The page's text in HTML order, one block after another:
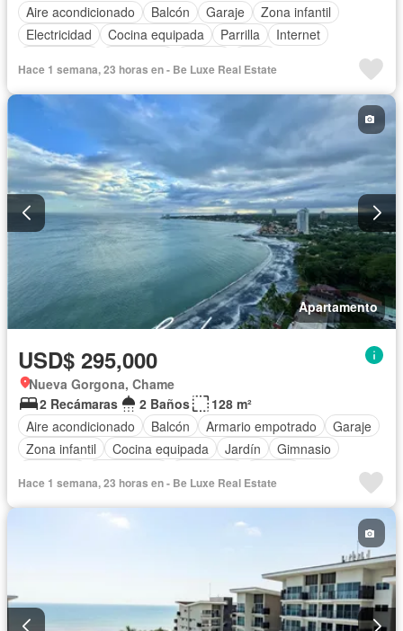
Aire acondicionado
Balcón Garaje
Zona infantil
Electricidad
Cocina equipada Parrilla
Internet
Hace 1 semana, 23 horas en - Be Luxe Real Estate
Apartamento
USD$ 295,000
Nueva Gorgona, Chame
2 Recámaras
2 Baños
128 m²
Aire acondicionado
Balcón Armario empotrado
Garaje
Zona infantil
Cocina equipada Jardín
Gimnasio
Cancha de tenis
Hace 1 semana, 23 horas en - Be Luxe Real Estate